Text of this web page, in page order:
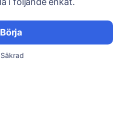
Börja
Säkrad